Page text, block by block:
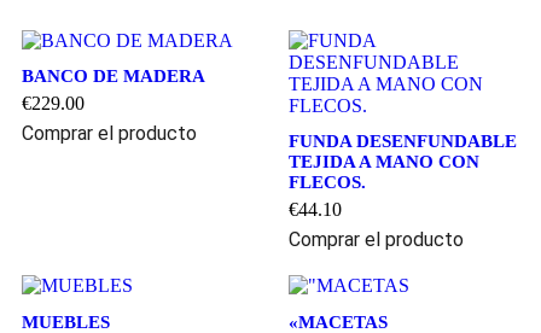
BANCO DE MADERA
€229.00
Comprar el producto
FUNDA DESENFUNDABLE
TEJIDA A MANO CON
FLECOS.
€44.10
Comprar el producto
MUEBLES «MACETAS